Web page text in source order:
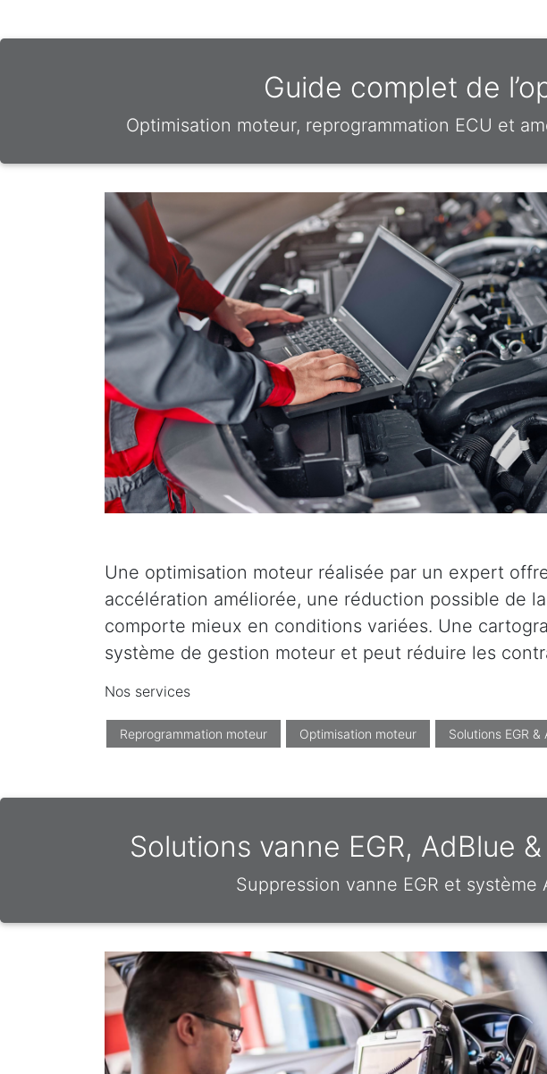
Guide complet de
Optimisation moteur, reprogrammation ECU et
Une optimisation moteur réalisée par un expert
accélération améliorée, une réduction possible de
comporte mieux en conditions variées. Une
système de gestion moteur et peut réduire les
Nos services
Reprogrammation moteur Optimisation moteur Solutions EGR &
Solutions vanne EGR, AdBlue
Suppression vanne EGR et